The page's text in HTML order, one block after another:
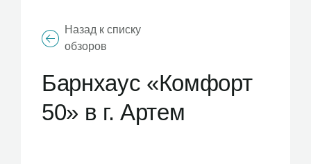
Назад к списку
обзоров
Барнхаус «Комфорт
50» в г. Артем